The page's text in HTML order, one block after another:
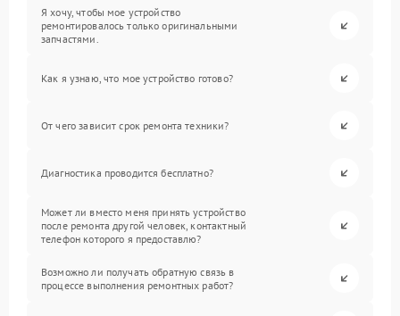
Я хочу, чтобы мое устройство
ремонтировалось только оригинальными
запчастями.
Как я узнаю, что мое устройство готово?
От чего зависит срок ремонта техники?
Диагностика проводится бесплатно?
Может ли вместо меня принять устройство
после ремонта другой человек, контактный
телефон которого я предоставлю?
Возможно ли получать обратную связь в
процессе выполнения ремонтных работ?